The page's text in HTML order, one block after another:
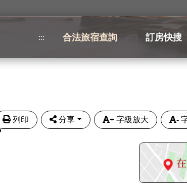
::: 合法旅宿查詢 訂房快搜
列印 分享 + 字級放大 -